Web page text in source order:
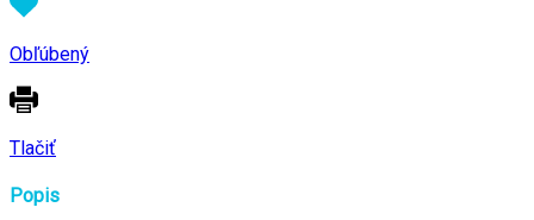
Obľúbený
Tlačiť
Popis